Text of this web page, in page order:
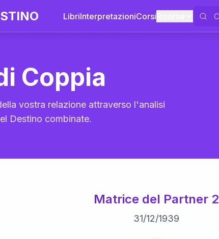
LibriInterpretazioniCorsi
Coppia
vostra relazione attraverso l'analisi
Destino combinate.
Matrice del Partner 2
31/12/1939